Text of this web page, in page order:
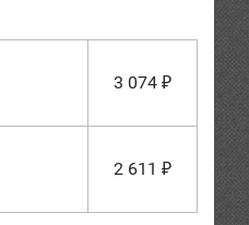
3 074 ₽
2 611 ₽